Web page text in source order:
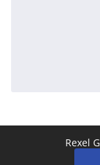
Rexel